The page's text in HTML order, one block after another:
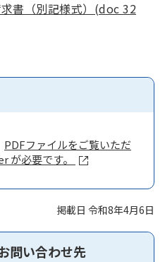
書（別記様式）(doc 32
PDFファイルをご覧いただ
が必要です。
掲載日 令和8年4月6日
問い合わせ先